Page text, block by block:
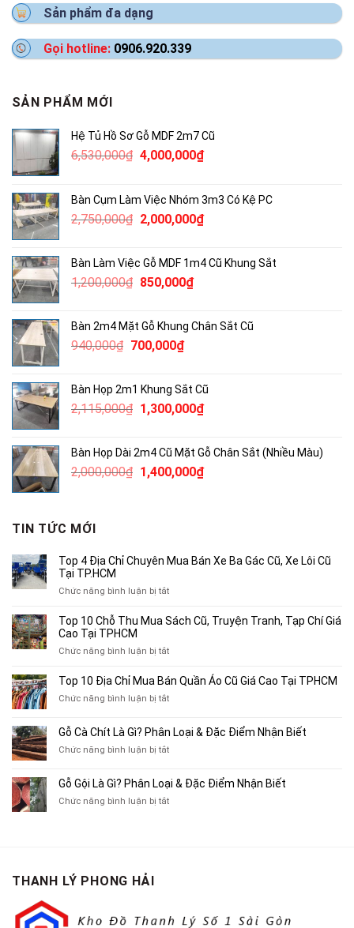
Sản phẩm đa dạng
Gọi hotline: 0906.920.339
SẢN PHẨM MỚI
Hệ Tủ Hồ Sơ Gỗ MDF 2m7 Cũ
6,530,000₫ Giá
6,530,000₫.
4,000,000₫Giá
là:
4,000,000₫.
Bàn Cụm Làm Việc Nhóm 3m3 Có Kệ PC
2,750,000₫ Giá
2,750,000₫.
2,000,000₫Giá
là:
Bàn Làm Việc Gỗ MDF 1m4 Cũ Khung Sắt
1,200,000₫ Giá
1,200,000₫.
850,000₫Giá
là:
Bàn 2m4 Mặt Gỗ Khung Chân Sắt Cũ
940,000₫ Giá
940,000₫.
700,000₫Giá
là:
700,000₫.
Bàn Họp 2m1 Khung Sắt Cũ
2,115,000₫ Giá
2,115,000₫.
1,300,000₫Giá
là:
1,300,000₫.
Bàn Họp Dài 2m4 Cũ Mặt Gỗ Chân Sắt (Nhiều Màu)
2,000,000₫ Giá
1,400,000₫Giá
TIN TỨC MỚI
Top 4 Địa Chỉ Chuyên Mua Bán Xe Ba Gác Cũ, Xe Lôi Cũ
Tại TP.HCM
Chức năng bình luận bị tắtở
4
Bán
Xe
Cũ,
Xe
Cũ
TP.HCM
Top 10 Chỗ Thu Mua Sách Cũ, Truyện Tranh, Tạp Chí Giá
Cao Tại TPHCM
Chức năng bình luận bị tắtở
10
Thu
Sách
Tạp
Chí
Top 10 Địa Chỉ Mua Bán Quần Áo Cũ Giá Cao Tại TPHCM
Chức năng bình luận bị tắtở
Địa
Chỉ
Bán
Áo
Gỗ Cà Chít Là Gì? Phân Loại & Đặc Điểm Nhận Biết
Chức năng bình luận bị tắtở
Chít
Là
Gỗ Gội Là Gì? Phân Loại & Đặc Điểm Nhận Biết
Chức năng bình luận bị tắtở
Điểm
THANH LÝ PHONG HẢI